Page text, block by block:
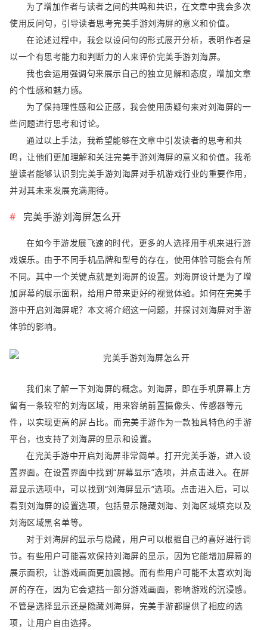
为了增加作者与读者之间的共鸣和共识，在文章中我会多次
使用反问句，引导读者思考完美手游刘海屏的意义和价值。
在论述过程中，我会以设问句的形式展开分析，表明作者是
以一个有思考能力和判断力的人来评价完美手游刘海屏。
我也会运用强调句来展示自己的独立见解和态度，增加文章
的个性感和魅力感。
为了保持理性感和公正感，我会使用质疑句来对刘海屏的一
些问题进行思考和讨论。
通过以上手法，我希望能够在文章中引发读者的思考和共
鸣，让他们更加理解和关注完美手游刘海屏的意义和价值。我希
望读者能够认识到完美手游刘海屏对手机游戏行业的重要作用，
并对其未来发展充满期待。
完美手游刘海屏怎么开
在如今手游发展飞速的时代，更多的人选择用手机来进行游
戏娱乐。由于不同手机品牌和型号的存在，使用体验可能会有所
不同。其中一个关键点就是刘海屏的设置。刘海屏设计是为了增
加屏幕的展示面积，给用户带来更好的视觉体验。如何在完美手
游中开启刘海屏呢？本文将介绍这一问题，并探讨刘海屏对手游
体验的影响。
我们来了解一下刘海屏的概念。刘海屏，即在手机屏幕上方
留有一条较窄的刘海区域，用来容纳前置摄像头、传感器等元
件，以实现更高的屏占比。而完美手游作为一款独具特色的手游
平台，也支持了刘海屏的显示和设置。
在完美手游中开启刘海屏非常简单。打开完美手游，进入设
置界面。在设置界面中找到“屏幕显示”选项，并点击进入。在屏
幕显示选项中，可以找到“刘海屏显示”选项。点击进入后，可以
看到刘海屏的设置选项，包括显示隐藏刘海、刘海区域填充以及
刘海区域黑名单等。
对于刘海屏的显示与隐藏，用户可以根据自己的喜好进行调
节。有些用户可能喜欢保持刘海屏的显示，因为它能增加屏幕的
展示面积，让游戏画面更加震撼。而有些用户可能不太喜欢刘海
屏的存在，因为它会遮挡一部分游戏画面，影响游戏的沉浸感。
不管是选择显示还是隐藏刘海屏，完美手游都提供了相应的选
项，让用户自由选择。